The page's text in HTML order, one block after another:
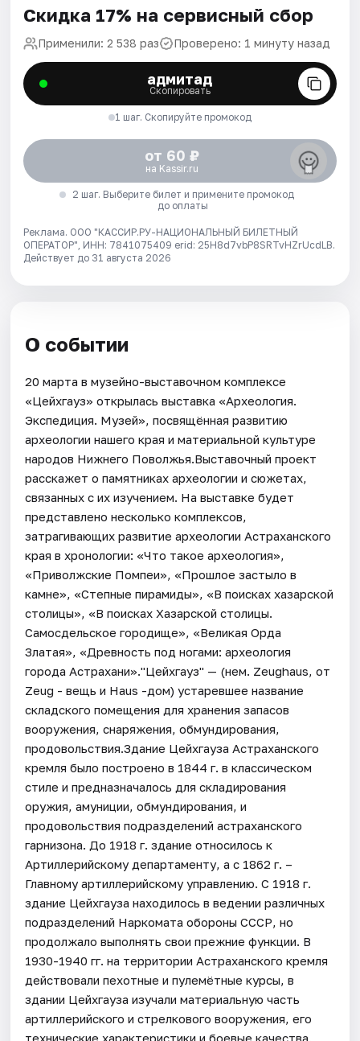
Скидка 17% на сервисный сбор
Применили: 2 538 раз Проверено: 1 минуту назад
адмитад
Скопировать
1 шаг. Скопируйте промокод
от 60 ₽
на Kassir.ru
2 шаг. Выберите билет и примените промокод
до оплаты
Реклама. ООО "КАССИР.РУ-НАЦИОНАЛЬНЫЙ БИЛЕТНЫЙ
ОПЕРАТОР", ИНН: 7841075409 erid: 25H8d7vbP8SRTvHZrUcdLB.
Действует до 31 августа 2026
О событии
20 марта в музейно-выставочном комплексе
«Цейхгауз» открылась выставка «Археология.
Экспедиция. Музей», посвящённая развитию
археологии нашего края и материальной культуре
народов Нижнего Поволжья.Выставочный проект
расскажет о памятниках археологии и сюжетах,
связанных с их изучением. На выставке будет
представлено несколько комплексов,
затрагивающих развитие археологии Астраханского
края в хронологии: «Что такое археология»,
«Приволжские Помпеи», «Прошлое застыло в
камне», «Степные пирамиды», «В поисках хазарской
столицы», «В поисках Хазарской столицы.
Самосдельское городище», «Великая Орда
Златая», «Древность под ногами: археология
города Астрахани»."Цейхгауз" — (нем. Zeughaus, от
Zeug - вещь и Haus -дом) устаревшее название
складского помещения для хранения запасов
вооружения, снаряжения, обмундирования,
продовольствия.Здание Цейхгауза Астраханского
кремля было построено в 1844 г. в классическом
стиле и предназначалось для складирования
оружия, амуниции, обмундирования, и
продовольствия подразделений астраханского
гарнизона. До 1918 г. здание относилось к
Артиллерийскому департаменту, а с 1862 г. –
Главному артиллерийскому управлению. С 1918 г.
здание Цейхгауза находилось в ведении различных
подразделений Наркомата обороны СССР, но
продолжало выполнять свои прежние функции. В
1930-1940 гг. на территории Астраханского кремля
действовали пехотные и пулемётные курсы, в
здании Цейхгауза изучали материальную часть
артиллерийского и стрелкового вооружения, его
технические характеристики и боевые качества.